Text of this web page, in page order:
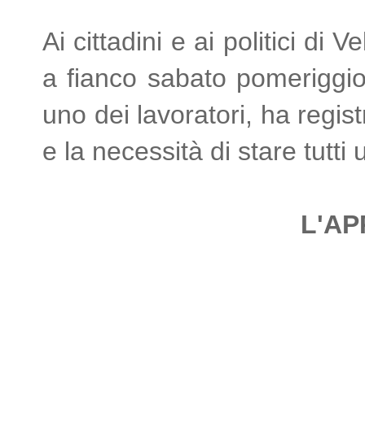
Ai cittadini e ai politici di
a fianco sabato
uno dei lavoratori, ha
e la necessità di stare tutti